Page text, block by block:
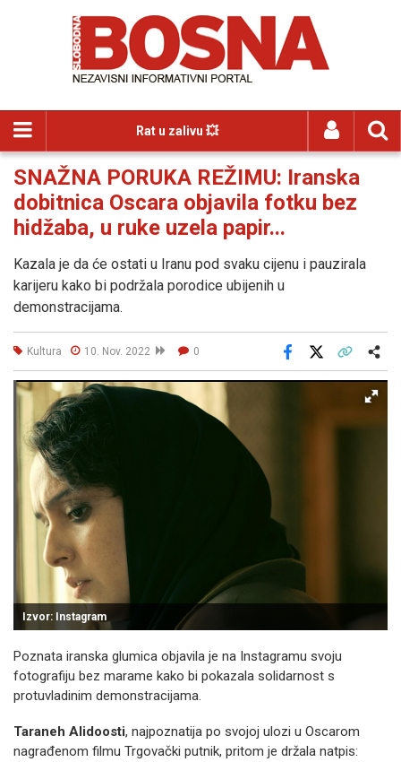
Rat u zalivu 💥
SNAŽNA PORUKA REŽIMU: Iranska
dobitnica Oscara objavila fotku bez
hidžaba, u ruke uzela papir...
Kazala je da će ostati u Iranu pod svaku cijenu i pauzirala
karijeru kako bi podržala porodice ubijenih u
demonstracijama.
Kultura 10. Nov. 2022 0
Facebook
Izvor: Instagram
Poznata iranska glumica objavila je na Instagramu svoju
fotografiju bez marame kako bi pokazala solidarnost s
protuvladinim demonstracijama.
Taraneh Alidoosti, najpoznatija po svojoj ulozi u Oscarom
nagrađenom filmu Trgovački putnik, pritom je držala natpis: